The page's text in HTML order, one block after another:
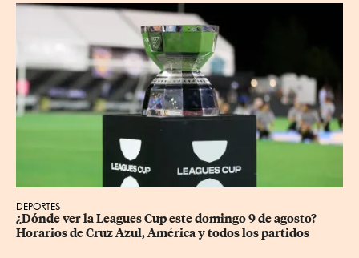
DEPORTES
¿Dónde ver la Leagues Cup este domingo 9 de agosto?
Horarios de Cruz Azul, América y todos los partidos